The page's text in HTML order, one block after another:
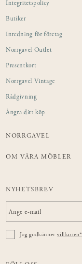
Integritetspolicy
Butiker
Inredning för företag
Norrgavel Outlet
Presentkort
Norrgavel Vintage
Rådgivning
Ångra ditt köp
NORRGAVEL
OM VÅRA MÖBLER
NYHETSBREV
Jag godkännervillkoren*